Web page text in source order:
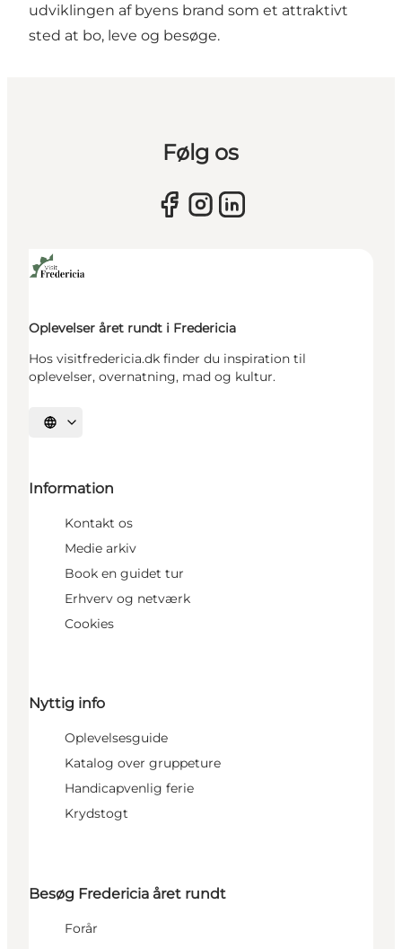
udviklingen af byens brand som et attraktivt
sted at bo, leve og besøge.
Følg os
Oplevelser året rundt i Fredericia
Hos visitfredericia.dk finder du inspiration til
oplevelser, overnatning, mad og kultur.
Vælg sprog
Information
Kontakt os
Medie arkiv
Book en guidet tur
Erhverv og netværk
Cookies
Nyttig info
Oplevelsesguide
Katalog over gruppeture
Handicapvenlig ferie
Krydstogt
Besøg Fredericia året rundt
Forår